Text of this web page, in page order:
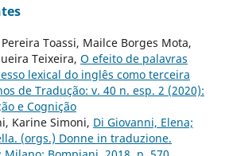
Toassi, Mailce Borges Mota,
Teixeira, O efeito de palavras
lexical do inglês como terceira
de Tradução: v. 40 n. esp. 2 (2020):
e Cognição
Karine Simoni, Di Giovanni, Elena;
(orgs.) Donne in traduzione.